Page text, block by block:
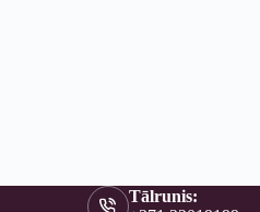
Tālrunis: